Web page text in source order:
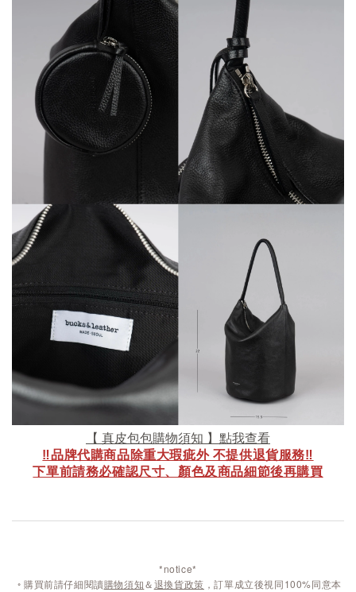
【 真皮包包購物須知 】點我查看
‼️品牌代購商品除重大瑕疵外 不提供退貨服務‼️
下單前請務必確認尺寸、顏色及商品細節後再購買
*notice*
◦ 購買前請仔細閱讀購物須知＆退換貨政策 ，訂單成立後視同100%同意本